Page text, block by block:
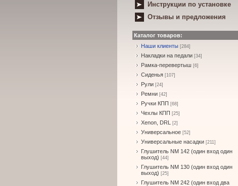
Инструкции по установке
Отзывы и предложения
Каталог товаров:
Наши клиенты [284]
Накладки на педали [34]
Рамка-перевертыш [6]
Сиденья [107]
Рули [24]
Ремни [42]
Ручки КПП [68]
Чехлы КПП [25]
Xenon, DRL [2]
Универсальное [52]
Универсальные насадки [211]
Глушитель NM 142 (один вход один
выход) [44]
Глушитель NM 130 (один вход один
выход) [25]
Глушитель NM 242 (один вход два